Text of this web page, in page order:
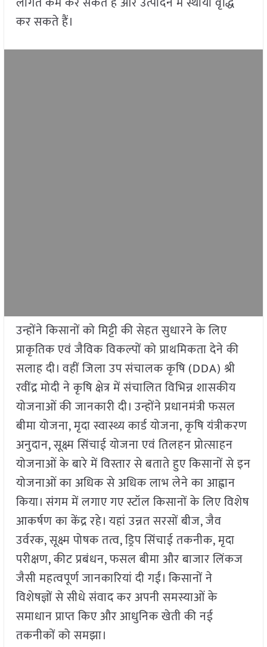
कर सकते हैं।
उन्होंने किसानों को मिट्टी की सेहत सुधारने के लिए
प्राकृतिक एवं जैविक विकल्पों को प्राथमिकता देने की
सलाह दी। वहीं जिला उप संचालक कृषि (DDA) श्री
रवींद्र मोदी ने कृषि क्षेत्र में संचालित विभिन्न शासकीय
योजनाओं की जानकारी दी। उन्होंने प्रधानमंत्री फसल
बीमा योजना, मृदा स्वास्थ्य कार्ड योजना, कृषि यंत्रीकरण
अनुदान, सूक्ष्म सिंचाई योजना एवं तिलहन प्रोत्साहन
योजनाओं के बारे में विस्तार से बताते हुए किसानों से इन
योजनाओं का अधिक से अधिक लाभ लेने का आह्वान
किया। संगम में लगाए गए स्टॉल किसानों के लिए विशेष
आकर्षण का केंद्र रहे। यहां उन्नत सरसों बीज, जैव
उर्वरक, सूक्ष्म पोषक तत्व, ड्रिप सिंचाई तकनीक, मृदा
परीक्षण, कीट प्रबंधन, फसल बीमा और बाजार लिंकज
जैसी महत्वपूर्ण जानकारियां दी गईं। किसानों ने
विशेषज्ञों से सीधे संवाद कर अपनी समस्याओं के
समाधान प्राप्त किए और आधुनिक खेती की नई
तकनीकों को समझा।